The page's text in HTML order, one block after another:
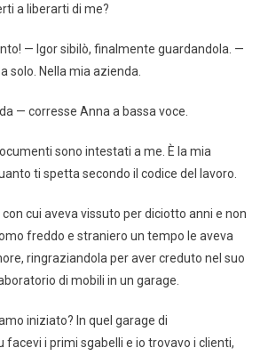
a liberarti di me?
— Igor sibilò, finalmente guardandola. —
solo. Nella mia azienda.
— corresse Anna a bassa voce.
sono intestati a me. È la mia
ti spetta secondo il codice del lavoro.
cui aveva vissuto per diciotto anni e non
freddo e straniero un tempo le aveva
ringraziandola per aver creduto nel suo
di mobili in un garage.
iniziato? In quel garage di
facevi i primi sgabelli e io trovavo i clienti,